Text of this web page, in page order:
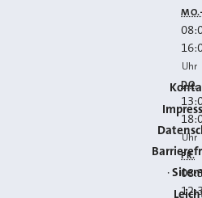
Uhr
DO.
Uhr
FR.